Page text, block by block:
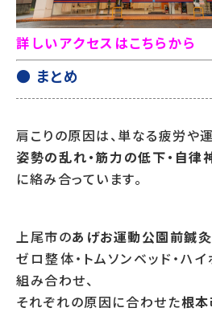
詳しいアクセスはこちらから
● まとめ
肩こりの原因は、単なる疲労や
姿勢の乱れ・筋力の低下・自律
に絡み合っています。
上尾市のあげお運動公園前鍼灸
ゼロ整体・トムソンベッド・ハイ
組み合わせ、
それぞれの原因に合わせた根